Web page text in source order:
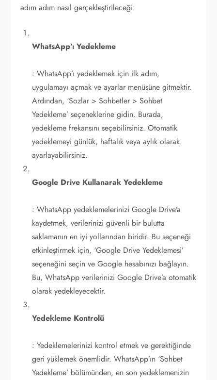
adım adım nasıl gerçekleştirileceği:
WhatsApp’ı Yedekleme
: WhatsApp’ı yedeklemek için ilk adım,
uygulamayı açmak ve ayarlar menüsüne gitmektir.
Ardından, ‘Sozlar > Sohbetler > Sohbet
Yedekleme’ seçeneklerine gidin. Burada,
yedekleme frekansını seçebilirsiniz. Otomatik
yedeklemeyi günlük, haftalık veya aylık olarak
ayarlayabilirsiniz.
Google Drive Kullanarak Yedekleme
: WhatsApp yedeklemelerinizi Google Drive’a
kaydetmek, verilerinizi güvenli bir bulutta
saklamanın en iyi yollarından biridir. Bu seçeneği
etkinleştirmek için, ‘Google Drive Yedeklemesi’
seçeneğini seçin ve Google hesabınızı bağlayın.
Bu, WhatsApp verilerinizi Google Drive’a otomatik
olarak yedekleyecektir.
Yedekleme Kontrolü
: Yedeklemelerinizi kontrol etmek ve gerektiğinde
geri yüklemek önemlidir. WhatsApp’ın ‘Sohbet
Yedekleme’ bölümünden, en son yedeklemenizin